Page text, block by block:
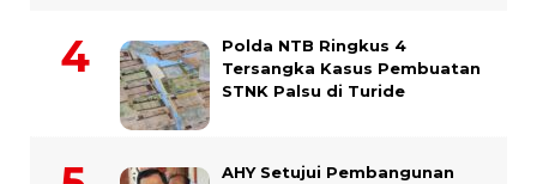
Polda NTB Ringkus 4
Tersangka Kasus Pembuatan
STNK Palsu di Turide
AHY Setujui Pembangunan